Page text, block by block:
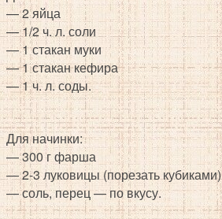
— 2 яйца
— 1/2 ч. л. соли
— 1 стакан муки
— 1 стакан кефира
— 1 ч. л. соды.
Для начинки:
— 300 г фарша
— 2-3 луковицы (порезать кубиками)
— соль, перец — по вкусу.